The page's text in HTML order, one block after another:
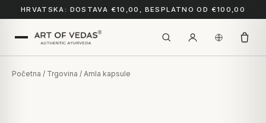
HRVATSKA: DOSTAVA €10,00, BESPLATNO OD €100,00
Početna / Trgovina / Amla kapsule